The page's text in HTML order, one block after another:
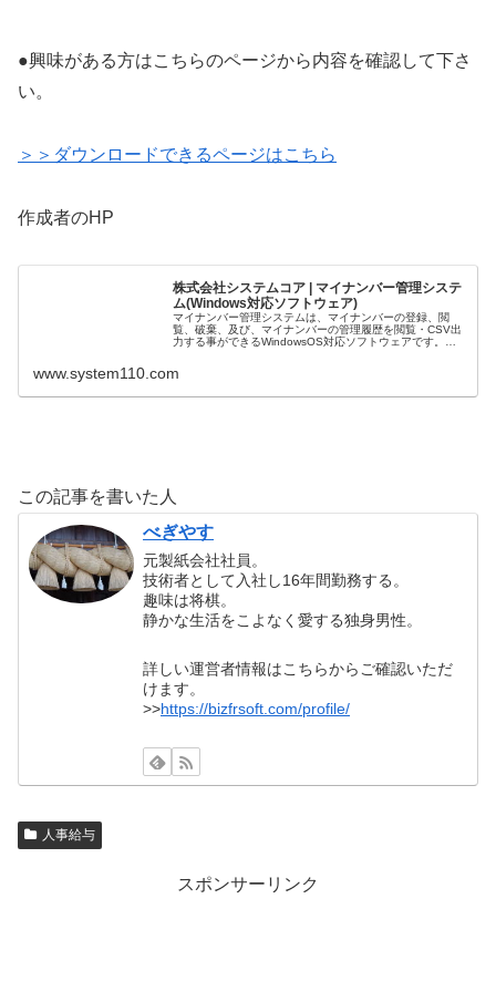
●興味がある方はこちらのページから内容を確認して下さ
い。
＞＞ダウンロードできるページはこちら
作成者のHP
株式会社システムコア | マイナンバー管理システ
ム(Windows対応ソフトウェア)
マイナンバー管理システムは、マイナンバーの登録、閲
覧、破棄、及び、マイナンバーの管理履歴を閲覧・CSV出
力する事ができるWindowsOS対応ソフトウェアです。無
www.system110.com
この記事を書いた人
べぎやす
元製紙会社社員。
技術者として入社し16年間勤務する。
趣味は将棋。
静かな生活をこよなく愛する独身男性。
詳しい運営者情報はこちらからご確認いただ
けます。
>>https://bizfrsoft.com/profile/
人事給与
スポンサーリンク